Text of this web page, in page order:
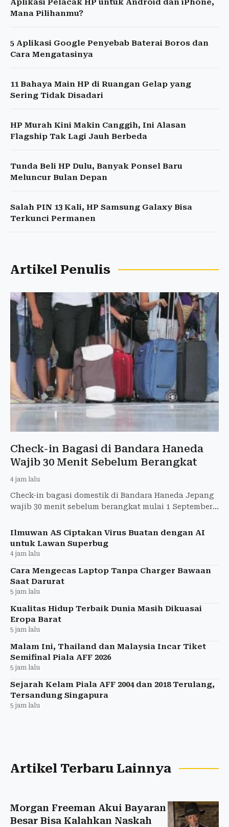
Aplikasi Pelacak HP untuk Android dan iPhone,
Mana Pilihanmu?
5 Aplikasi Google Penyebab Baterai Boros dan
Cara Mengatasinya
11 Bahaya Main HP di Ruangan Gelap yang
Sering Tidak Disadari
HP Murah Kini Makin Canggih, Ini Alasan
Flagship Tak Lagi Jauh Berbeda
Tunda Beli HP Dulu, Banyak Ponsel Baru
Meluncur Bulan Depan
Salah PIN 13 Kali, HP Samsung Galaxy Bisa
Terkunci Permanen
Artikel Penulis
Check-in Bagasi di Bandara Haneda
Wajib 30 Menit Sebelum Berangkat
4 jam lalu
Check-in bagasi domestik di Bandara Haneda Jepang
wajib 30 menit sebelum berangkat mulai 1 September
Ilmuwan AS Ciptakan Virus Buatan dengan AI
untuk Lawan Superbug
4 jam lalu
Cara Mengecas Laptop Tanpa Charger Bawaan
Saat Darurat
5 jam lalu
Kualitas Hidup Terbaik Dunia Masih Dikuasai
Eropa Barat
5 jam lalu
Malam Ini, Thailand dan Malaysia Incar Tiket
Semifinal Piala AFF 2026
5 jam lalu
Sejarah Kelam Piala AFF 2004 dan 2018 Terulang,
Tersandung Singapura
5 jam lalu
Artikel Terbaru Lainnya
Morgan Freeman Akui Bayaran
Besar Bisa Kalahkan Naskah